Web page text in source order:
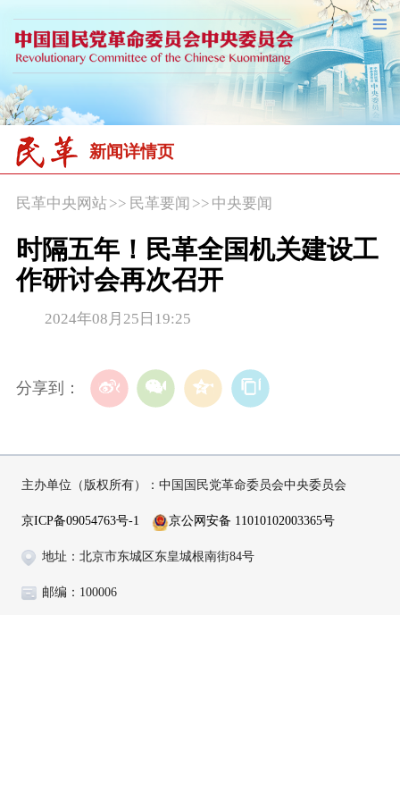
新闻详情页
民革中央网站>> 民革要闻 >> 中央要闻
时隔五年！民革全国机关建设工
作研讨会再次召开
2024年08月25日19:25
分享到：
主办单位（版权所有）：中国国民党革命委员会中央委员会
京ICP备09054763号-1 京公网安备 11010102003365号
地址：北京市东城区东皇城根南街84号
邮编：100006